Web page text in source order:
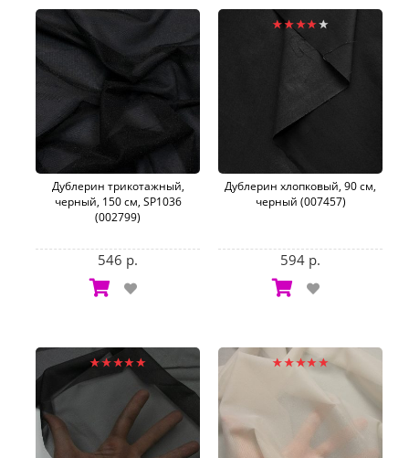
Дублерин трикотажный,
черный, 150 см, SP1036
(002799)
546 р.
Дублерин хлопковый, 90 см,
черный (007457)
594 р.